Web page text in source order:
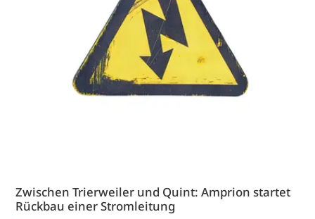
Zwischen Trierweiler und Quint: Amprion startet
Rückbau einer Stromleitung